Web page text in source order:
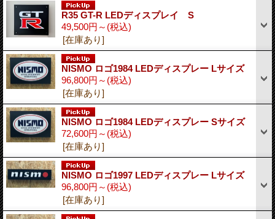
R35 GT-R LEDディスプレイ S
49,500円～ (税込)
[在庫あり]
NISMO ロゴ1984 LEDディスプレー Lサイズ
96,800円～ (税込)
[在庫あり]
NISMO ロゴ1984 LEDディスプレー Sサイズ
72,600円～ (税込)
[在庫あり]
NISMO ロゴ1997 LEDディスプレー Lサイズ
96,800円～ (税込)
[在庫あり]